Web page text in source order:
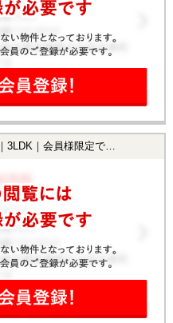
｜会員様限定で公開中！】